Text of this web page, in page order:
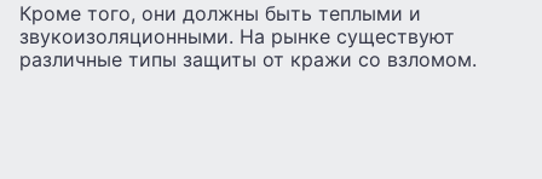
Кроме того, они должны быть теплыми и
звукоизоляционными. На рынке существуют
различные типы защиты от кражи со взломом.